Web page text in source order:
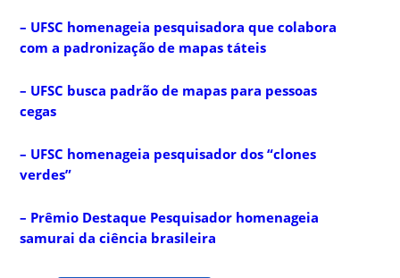
– UFSC homenageia pesquisadora que colabora
com a padronização de mapas táteis
– UFSC busca padrão de mapas para pessoas
cegas
– UFSC homenageia pesquisador dos “clones
verdes”
– Prêmio Destaque Pesquisador homenageia
samurai da ciência brasileira